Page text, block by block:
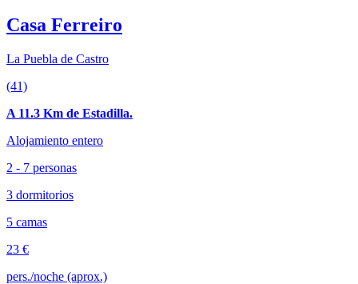
Casa Ferreiro
La Puebla de Castro
(41)
A 11.3 Km de Estadilla.
Alojamiento entero
2 - 7 personas
3 dormitorios
5 camas
23 €
pers./noche (aprox.)